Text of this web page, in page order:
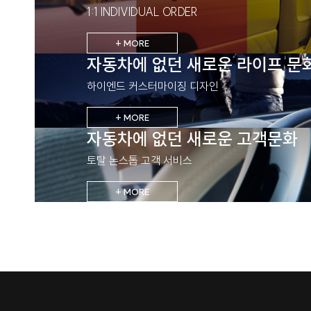
1:1 INDIVIDUAL ORDER
+ MORE
자동차에 없던 새로운 라이프 문
하이엔드 커스터마이징 디자인
+ MORE
자동차에 없던 새로운 고객문화
토탈 논스톱 고객 서비스
+ MORE